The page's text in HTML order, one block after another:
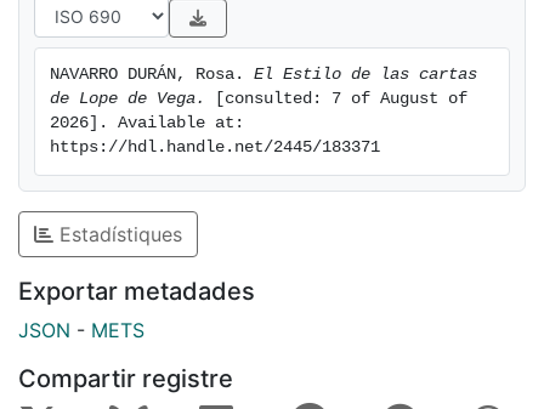
NAVARRO DURÁN, Rosa. El Estilo de las cartas
de Lope de Vega.
[consulted: 7 of August of
2026]. Available at:
https://hdl.handle.net/2445/183371
Estadístiques
Exportar metadades
JSON - METS
Compartir registre